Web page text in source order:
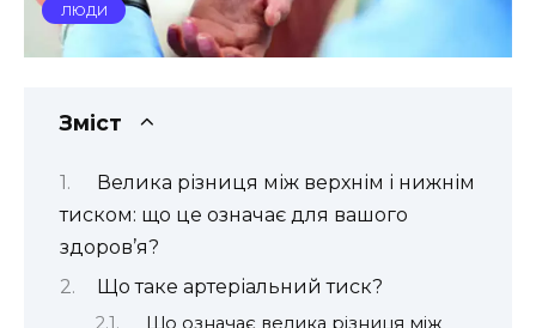
ЛЮДИ
Зміст
Велика різниця між верхнім і нижнім
тиском: що це означає для вашого
здоров’я?
Що таке артеріальний тиск?
Що означає велика різниця між